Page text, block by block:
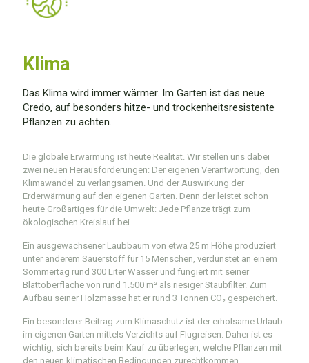
Klima
Das Klima wird immer wärmer. Im Garten ist das neue
Credo, auf besonders hitze- und trockenheitsresistente
Pflanzen zu achten.
Die globale Erwärmung ist heute Realität. Wir stellen uns dabei
zwei neuen Herausforderungen: Der eigenen Verantwortung, den
Klimawandel zu verlangsamen. Und der Auswirkung der
Erderwärmung auf den eigenen Garten. Denn der leistet schon
heute Großartiges für die Umwelt: Jede Pflanze trägt zum
ökologischen Kreis­lauf bei.
Ein ausgewachsener Laubbaum von etwa 25 m Höhe produziert
unter anderem Sauerstoff für 15 Menschen, verdunstet an einem
Sommertag rund 300 Liter Wasser und fungiert mit seiner
Blattoberfläche von rund 1.500 m² als riesiger Staubfilter. Zum
Aufbau seiner Holzmasse hat er rund 3 Tonnen CO₂ gespeichert.
Ein besonderer Beitrag zum Klimaschutz ist der erholsame Urlaub
im eigenen Garten mittels Verzichts auf Flugreisen. Daher ist es
wichtig, sich bereits beim Kauf zu überlegen, welche Pflanzen mit
den neuen klimatischen Bedingungen zurechtkommen.